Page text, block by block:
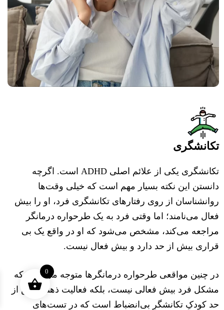
تکانشگری
تکانشگری یکی از علائم اصلی ADHD است. اگرچه
دانستن این نکته بسیار مهم است که خیلی وقت‌ها
روانشناسان از روی رفتارهای تکانشگری فرد، او را بیش
فعال می‌نامند؛ اما وقتی فرد به یک طرحواره درمانگر
مراجعه می‌کند، مشخص می‌شود که او در واقع یک بی
قراری بیش از حد دارد و بیش فعال نیست.
در چنین مواقعی طرحواره درمانگرها متوجه می‌شوند که
مشکل فرد بیش فعالی نیست، بلکه فعالیت ذهنی بیش از
حد کودکِ تکانشگرِ بی‌انضباط است که در تست‌های
0